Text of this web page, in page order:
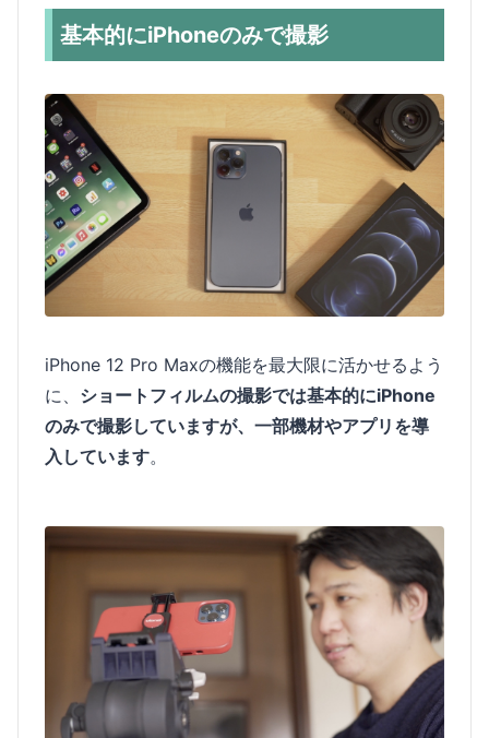
基本的にiPhoneのみで撮影
iPhone 12 Pro Maxの機能を最大限に活かせるよう
に、 ショートフィルムの撮影では基本的にiPhone
のみで撮影していますが、一部機材やアプリを導
入しています。